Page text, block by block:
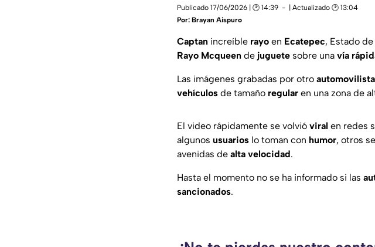
Publicado 17/06/2026 | 🕑 14:39
| Actualizado 🕑 13:04
Por: Brayan Aispuro
Captan increíble rayo en Ecatepec, Estado
Rayo Mcqueen de juguete sobre una vía
Las imágenes grabadas por otro automovilista
vehículos de tamaño regular en una zona de
El video rápidamente se volvió viral en redes
algunos usuarios lo toman con humor, otros
avenidas de alta velocidad.
Hasta el momento no se ha informado si las
sancionados.